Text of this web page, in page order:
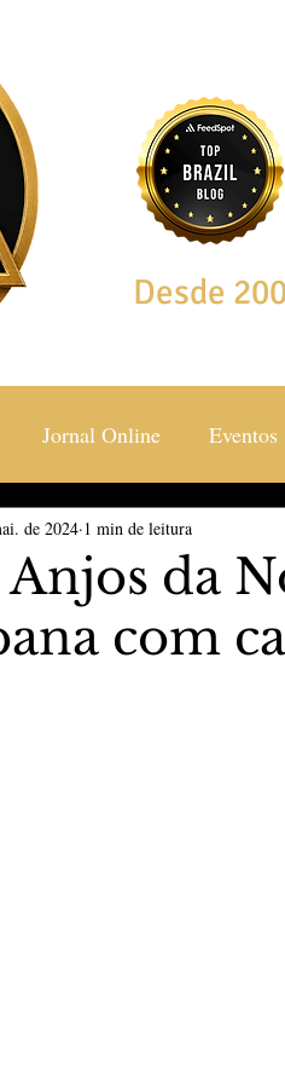
Desde
Jornal Online Eventos
& Estilos Saúde &
The Vip Club Business
Anjos da
com
de 2024 1 min de leitura
estrelas.